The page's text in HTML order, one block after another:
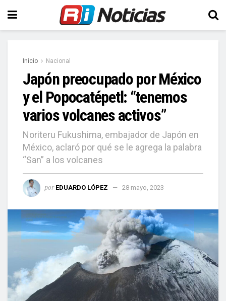
Inicio Nacional
Japón preocupado por México
y el Popocatépetl: “tenemos
varios volcanes activos”
Noriteru Fukushima, embajador de Japón en
México, aclaró por qué se le agrega la palabra
“San” a los volcanes
por EDUARDO LÓPEZ 28 mayo, 2023